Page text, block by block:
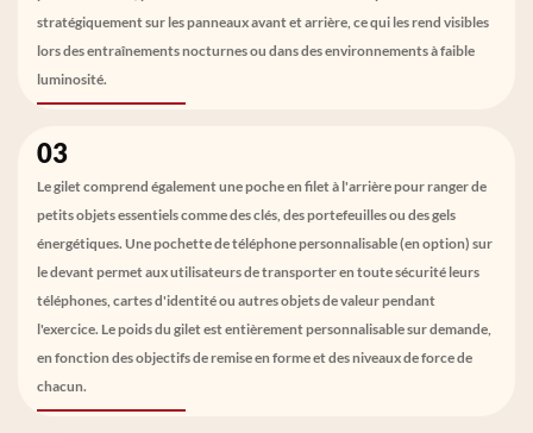
stratégiquement sur les panneaux avant et arrière, ce qui les rend visibles
lors des entraînements nocturnes ou dans des environnements à faible
luminosité.
03
Le gilet comprend également une poche en filet à l'arrière pour ranger de
petits objets essentiels comme des clés, des portefeuilles ou des gels
énergétiques. Une pochette de téléphone personnalisable (en option) sur
le devant permet aux utilisateurs de transporter en toute sécurité leurs
téléphones, cartes d'identité ou autres objets de valeur pendant
l'exercice. Le poids du gilet est entièrement personnalisable sur demande,
en fonction des objectifs de remise en forme et des niveaux de force de
chacun.